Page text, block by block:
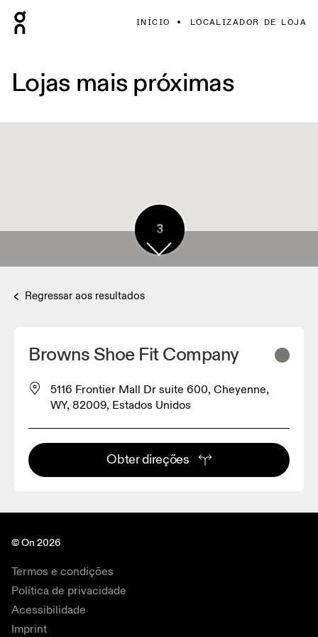
INÍCIO LOCALIZADOR DE LOJA
Lojas mais próximas
3
Regressar aos resultados
Browns Shoe Fit Company
5116 Frontier Mall Dr suite 600, Cheyenne,
WY, 82009, Estados Unidos
Obter direções
© On 2026
Termos e condições
Política de privacidade
Acessibilidade
Imprint